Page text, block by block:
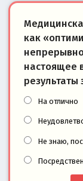
как
настоящее
На отлично
Не знаю,